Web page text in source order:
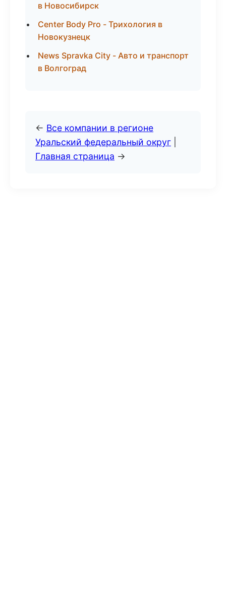
в Новосибирск
Center Body Pro - Трихология в
Новокузнецк
News Spravka City - Авто и транспорт
в Волгоград
← Все компании в регионе
Уральский федеральный округ
Главная страница →